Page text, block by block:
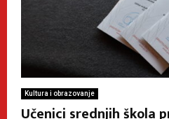
Kultura i obrazovanje